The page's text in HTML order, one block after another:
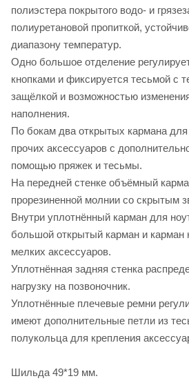
полиэстера покрытого водо- и
полиуретановой пропиткой,
диапазону температур.
Одно большое отделение
кнопками и фиксируется тесьмой с
защёлкой и возможностью
наполнения.
По бокам два открытых кармана
прочих аксессуаров с
помощью пряжек и тесьмы.
На передней стенке объёмный
прорезиненной молнии со скрытым
Внутри уплотнённый карман для
большой открытый карман и карман
мелких аксессуаров.
Уплотнённая задняя стенка
нагрузку на позвоночник.
Уплотнённые плечевые ремни
имеют дополнительные петли из
полукольца для крепления
Шильда 49*19 мм.